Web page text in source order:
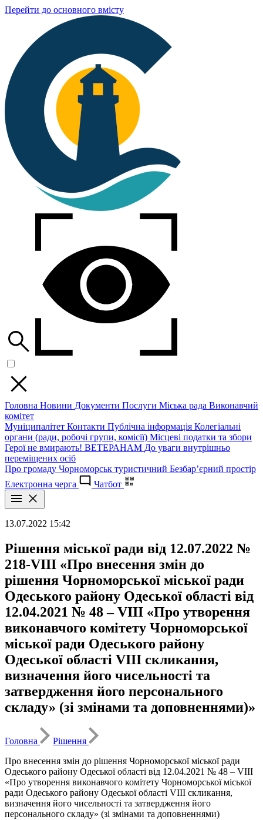
Перейти до основного вмісту
Головна Новини Документи Послуги Міська рада Виконавчий
комітет
Муніципалітет Контакти Публічна інформація Колегіальні
органи (ради, робочі групи, комісії) Місцеві податки та збори
Герої не вмирають! ВЕТЕРАНАМ До уваги внутрішньо
переміщених осіб
Про громаду Чорноморськ туристичний Безбар’єрний простір
Електронна черга
Чатбот
13.07.2022 15:42
Рішення міської ради від 12.07.2022 №
218-VIII «Про внесення змін до
рішення Чорноморської міської ради
Одеського району Одеської області від
12.04.2021 № 48 – VIIІ «Про утворення
виконавчого комітету Чорноморської
міської ради Одеського району
Одеської області VІІІ скликання,
визначення його чисельності та
затвердження його персонального
складу» (зі змінами та доповненнями)»
Головна
Рішення
Про внесення змін до рішення Чорноморської міської ради
Одеського району Одеської області від 12.04.2021 № 48 – VIIІ
«Про утворення виконавчого комітету Чорноморської міської
ради Одеського району Одеської області VІІІ скликання,
визначення його чисельності та затвердження його
персонального складу» (зі змінами та доповненнями)